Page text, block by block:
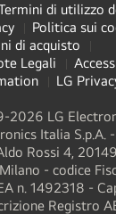
di utilizzo
Politica sui
di acquisto
Legali
LG
2026 LG
Italia S.p.A.
Rossi 4,
- codice
n. 1492318 -
Registro